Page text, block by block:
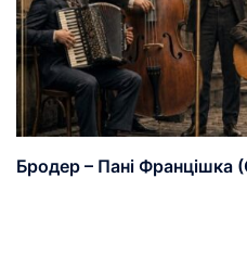
Бродер – Пані Францішка